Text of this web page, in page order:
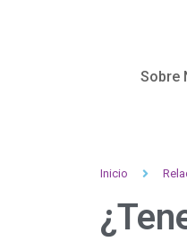
Sobre
Inicio